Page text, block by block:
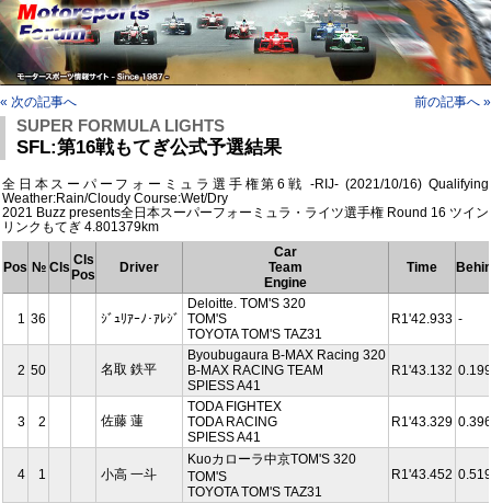
« 次の記事へ 前の記事へ »
SUPER FORMULA LIGHTS
SFL:第16戦もてぎ公式予選結果
全日本スーパーフォーミュラ選手権第6戦 -RIJ- (2021/10/16) Qualifying
Weather:Rain/Cloudy Course:Wet/Dry
2021 Buzz presents全日本スーパーフォーミュラ・ライツ選手権 Round 16 ツイン
リンクもてぎ 4.801379km
Pos № Cls Cls
Pos
Driver
Car
Team
Engine
Time
1 36 ｼﾞｭﾘｱｰﾉ･ｱﾚｼﾞ
Deloitte. TOM'S 320
TOM'S
TOYOTA TOM'S TAZ31
R1'42.933 -
2 50 名取 鉄平
Byoubugaura B-MAX Racing 320
B-MAX RACING TEAM
SPIESS A41
R1'43.132 0.199
3 2 佐藤 蓮
TODA FIGHTEX
TODA RACING
SPIESS A41
R1'43.329 0.396
4 1 小高 一斗
Kuoカローラ中京TOM'S 320
TOM'S
TOYOTA TOM'S TAZ31
R1'43.452 0.519